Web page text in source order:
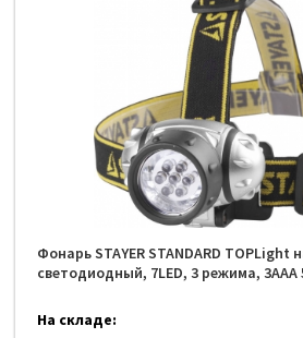
Фонарь STAYER STANDARD TOPLight
светодиодный, 7LED, 3 режима, 3ААА
На складе: